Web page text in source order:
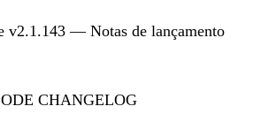
v2.1.143 — Notas de lançamento
CHANGELOG